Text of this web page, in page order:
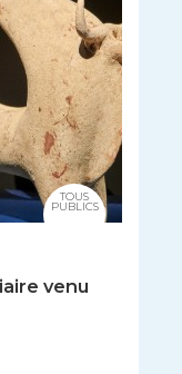
venu
TOUS
PUBLICS